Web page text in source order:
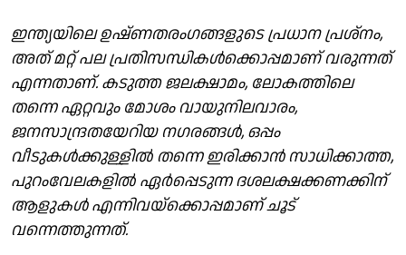
ഇന്ത്യയിലെ ഉഷ്ണതരംഗങ്ങളുടെ പ്രധാന പ്രശ്നം,
അത് മറ്റ് പല പ്രതിസന്ധികൾക്കൊപ്പമാണ് വരുന്നത്
എന്നതാണ്. കടുത്ത ജലക്ഷാമം, ലോകത്തിലെ
തന്നെ ഏറ്റവും മോശം വായുനിലവാരം,
ജനസാന്ദ്രതയേറിയ നഗരങ്ങൾ, ഒപ്പം
വീടുകൾക്കുള്ളിൽ തന്നെ ഇരിക്കാൻ സാധിക്കാത്ത,
പുറംവേലകളിൽ ഏർപ്പെടുന്ന ദശലക്ഷക്കണക്കിന്
ആളുകൾ എന്നിവയ്ക്കൊപ്പമാണ് ചൂട്
വന്നെത്തുന്നത്.